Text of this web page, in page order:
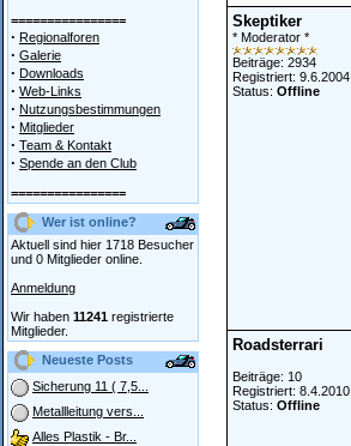
================
· Regionalforen
· Galerie
· Downloads
· Web-Links
· Nutzungsbestimmungen
· Mitglieder
· Team & Kontakt
· Spende an den Club
================
Wer ist online?
Aktuell sind hier 1718 Besucher
und 0 Mitglieder online.
Anmeldung
Wir haben 11241 registrierte
Mitglieder.
Neueste Posts
Sicherung 11 ( 7,5...
Metallleitung vers...
Alles Plastik - Br...
Skeptiker
* Moderator *
Beiträge: 2934
Registriert: 9.6.2004
Status: Offline
Roadsterrari
Beiträge: 10
Registriert: 8.4.2010
Status: Offline